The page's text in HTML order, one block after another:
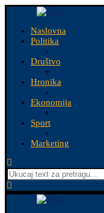
Naslovna
Politika
Društvo
Hronika
Ekonomija
Sport
Marketing